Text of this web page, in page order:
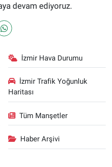
devam ediyoruz.
İzmir Hava Durumu
İzmir Trafik Yoğunluk
Haritası
Tüm Manşetler
Haber Arşivi